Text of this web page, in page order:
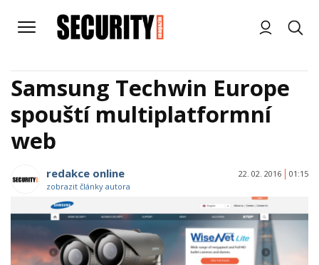
Samsung Techwin Europe
spouští multiplatformní
web
redakce online
zobrazit články autora
22. 02. 2016 01:15